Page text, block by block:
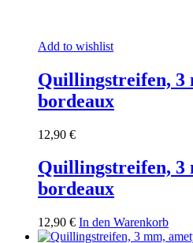
Add to wishlist
Quillingstreifen, 3
bordeaux
12,90 €
Quillingstreifen, 3
bordeaux
12,90 € In den Warenkorb